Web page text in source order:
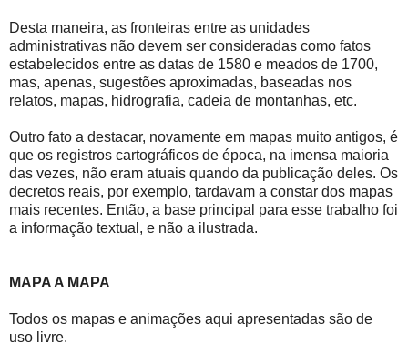
Desta maneira, as fronteiras entre as unidades
administrativas não devem ser consideradas como fatos
estabelecidos entre as datas de 1580 e meados de 1700,
mas, apenas, sugestões aproximadas, baseadas nos
relatos, mapas, hidrografia, cadeia de montanhas, etc.
Outro fato a destacar, novamente em mapas muito antigos, é
que os registros cartográficos de época, na imensa maioria
das vezes, não eram atuais quando da publicação deles. Os
decretos reais, por exemplo, tardavam a constar dos mapas
mais recentes. Então, a base principal para esse trabalho foi
a informação textual, e não a ilustrada.
MAPA A MAPA
Todos os mapas e animações aqui apresentadas são de
uso livre.